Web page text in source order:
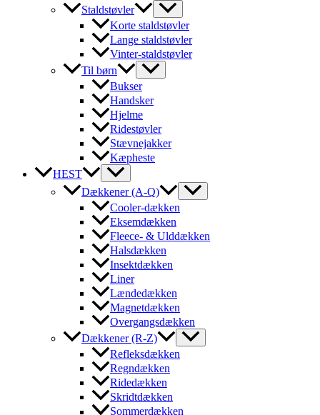
Staldstøvler
Korte staldstøvler
Lange staldstøvler
Vinter-staldstøvler
Til børn
Bukser
Handsker
Hjelme
Ridestøvler
Stævnejakker
Kæpheste
HEST
Dækkener (A-Q)
Cooler-dækken
Eksemdækken
Fleece- & Ulddækken
Halsdækken
Insektdækken
Liner
Lændedækken
Magnetdækken
Overgangsdækken
Dækkener (R-Z)
Refleksdækken
Regndækken
Ridedækken
Skridtdækken
Sommerdækken